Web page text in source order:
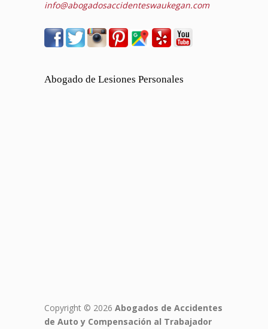
info@abogadosaccidenteswaukegan.com
Abogado de Lesiones Personales
Copyright © 2026 Abogados de Accidentes
de Auto y Compensación al Trabajador